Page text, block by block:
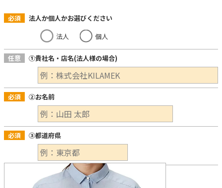
必須
法人か個人かお選びください
法人
個人
任意 ①貴社名・店名(法人様の場合)
必須 ②お名前
必須 ③都道府県
④お電話番号